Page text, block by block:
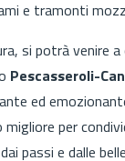
e tramonti
si potrà venire
Pescasseroli-
ed
migliore per
passi e dalle